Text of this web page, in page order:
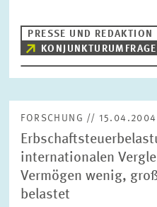
PRESSE UND REDAKTION
KONJUNKTURUMFRAGE
FORSCHUNG // 15.04.2004
internationalen
Vermögen wenig,
belastet